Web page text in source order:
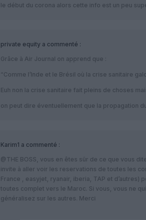
le début du corona alors cette info est un peu
private equity a commenté :
Grâce à Air Journal on apprend que :
“Comme l’Inde et le Brésil où la crise sanitaire
Euh non la crise sanitaire fait pleins de choses
on peut dire éventuellement que la propagation
Karim1 a commenté :
@THE BOSS, vous en êtes sûr de ce que vous
invite à aller voir les reservations de toutes les
France , easyjet, ryanair, iberia, TAP et d’autres)
toutes complet vers le Maroc. Si vous, vous ne
généralisez sur les autres. Merci